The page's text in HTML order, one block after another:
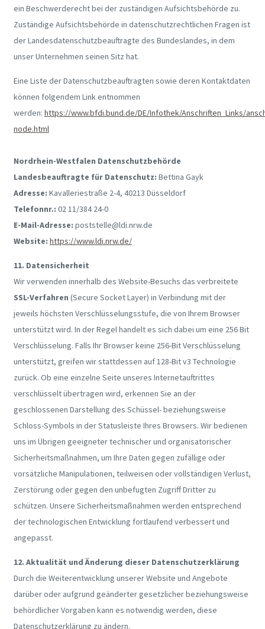
ein Beschwerderecht bei der zuständigen Aufsichtsbehörde zu.
Zuständige Aufsichtsbehörde in datenschutzrechtlichen Fragen ist
der Landesdatenschutzbeauftragte des Bundeslandes, in dem
unser Unternehmen seinen Sitz hat.
Eine Liste der Datenschutzbeauftragten sowie deren Kontaktdaten
können folgendem Link entnommen
werden: https://www.bfdi.bund.de/DE/Infothek/Anschriften_Links/
node.html
Nordrhein-Westfalen Datenschutzbehörde
Landesbeauftragte für Datenschutz: Bettina Gayk
Adresse: Kavalleriestraße 2-4, 40213 Düsseldorf
Telefonnr.: 02 11/384 24-0
E-Mail-Adresse: poststelle@ldi.nrw.de
Website: https://www.ldi.nrw.de/
11. Datensicherheit
Wir verwenden innerhalb des Website-Besuchs das verbreitete
SSL-Verfahren (Secure Socket Layer) in Verbindung mit der
jeweils höchsten Verschlüsselungsstufe, die von Ihrem Browser
unterstützt wird. In der Regel handelt es sich dabei um eine 256 Bit
Verschlüsselung. Falls Ihr Browser keine 256-Bit Verschlüsselung
unterstützt, greifen wir stattdessen auf 128-Bit v3 Technologie
zurück. Ob eine einzelne Seite unseres Internetauftrittes
verschlüsselt übertragen wird, erkennen Sie an der
geschlossenen Darstellung des Schüssel- beziehungsweise
Schloss-Symbols in der Statusleiste Ihres Browsers. Wir bedienen
uns im Übrigen geeigneter technischer und organisatorischer
Sicherheitsmaßnahmen, um Ihre Daten gegen zufällige oder
vorsätzliche Manipulationen, teilweisen oder vollständigen Verlust,
Zerstörung oder gegen den unbefugten Zugriff Dritter zu
schützen. Unsere Sicherheitsmaßnahmen werden entsprechend
der technologischen Entwicklung fortlaufend verbessert und
angepasst.
12. Aktualität und Änderung dieser Datenschutzerklärung
Durch die Weiterentwicklung unserer Website und Angebote
darüber oder aufgrund geänderter gesetzlicher beziehungsweise
behördlicher Vorgaben kann es notwendig werden, diese
Datenschutzerklärung zu ändern.